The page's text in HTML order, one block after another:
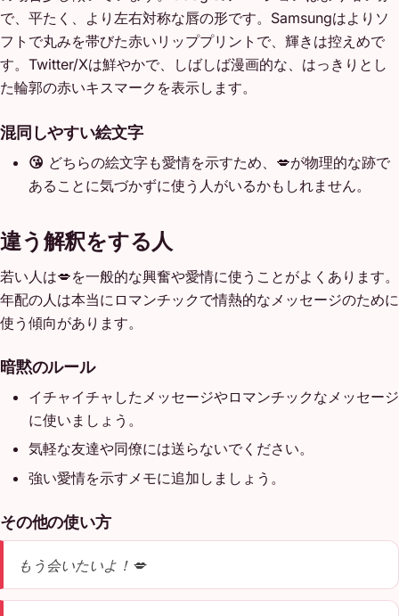
で、平たく、より左右対称な唇の形です。Samsungはよりソ
フトで丸みを帯びた赤いリッププリントで、輝きは控えめで
す。Twitter/Xは鮮やかで、しばしば漫画的な、はっきりとし
た輪郭の赤いキスマークを表示します。
混同しやすい絵文字
😘 どちらの絵文字も愛情を示すため、💋が物理的な跡で
あることに気づかずに使う人がいるかもしれません。
違う解釈をする人
若い人は💋を一般的な興奮や愛情に使うことがよくあります。
年配の人は本当にロマンチックで情熱的なメッセージのために
使う傾向があります。
暗黙のルール
イチャイチャしたメッセージやロマンチックなメッセージ
に使いましょう。
気軽な友達や同僚には送らないでください。
強い愛情を示すメモに追加しましょう。
その他の使い方
もう会いたいよ！💋